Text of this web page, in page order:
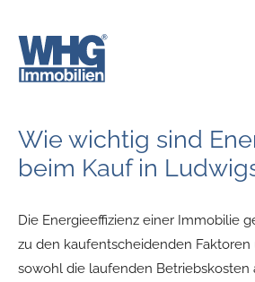
Inhalt
springen
Wie wichtig sind
beim Kauf in
Die Energieeffizienz einer Immobilie
zu den kaufentscheidenden
sowohl die laufenden Betriebskosten